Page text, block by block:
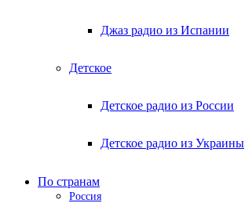
Джаз радио из Испании
Детское
Детское радио из России
Детское радио из Украины
По странам
Россия